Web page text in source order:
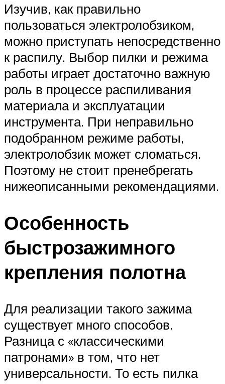
Изучив, как правильно
пользоваться электролобзиком,
можно приступать непосредственно
к распилу. Выбор пилки и режима
работы играет достаточно важную
роль в процессе распиливания
материала и эксплуатации
инструмента. При неправильно
подобранном режиме работы,
электролобзик может сломаться.
Поэтому не стоит пренебрегать
нижеописанными рекомендациями.
Особенность
быстрозажимного
крепления полотна
Для реализации такого зажима
существует много способов.
Разница с «классическими
патронами» в том, что нет
универсальности. То есть пилка